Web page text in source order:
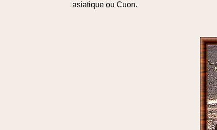
asiatique ou Cuon.